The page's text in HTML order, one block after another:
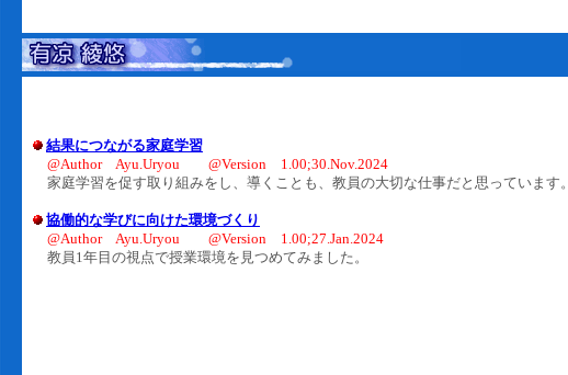
結果につながる家庭学習
@Author Ayu.Uryou @Version 1.00;30.Nov.2024
家庭学習を促す取り組みをし、導くことも、教員の大切な仕事だと思っています。
協働的な学びに向けた環境づくり
@Author Ayu.Uryou @Version 1.00;27.Jan.2024
教員1年目の視点で授業環境を見つめてみました。